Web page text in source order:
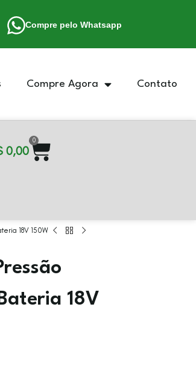
Compre pelo Whatsapp
Compre Agora Contato
0,00
0
18V 150W
18V